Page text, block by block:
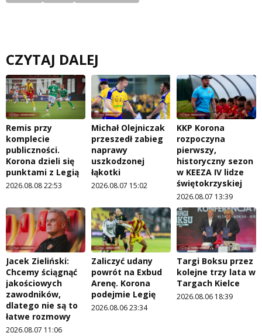
CZYTAJ DALEJ
Remis przy
komplecie
publiczności.
Korona dzieli się
punktami z Legią
2026.08.08 22:53
Michał Olejniczak
przeszedł zabieg
naprawy
uszkodzonej
łąkotki
2026.08.07 15:02
KKP Korona
rozpoczyna
pierwszy,
historyczny sezon
w KEEZA IV lidze
świętokrzyskiej
2026.08.07 13:39
Jacek Zieliński:
Chcemy ściągnąć
jakościowych
zawodników,
dlatego nie są to
łatwe rozmowy
2026.08.07 11:06
Zaliczyć udany
powrót na Exbud
Arenę. Korona
podejmie Legię
2026.08.06 23:34
Targi Boksu przez
kolejne trzy lata w
Targach Kielce
2026.08.06 18:39